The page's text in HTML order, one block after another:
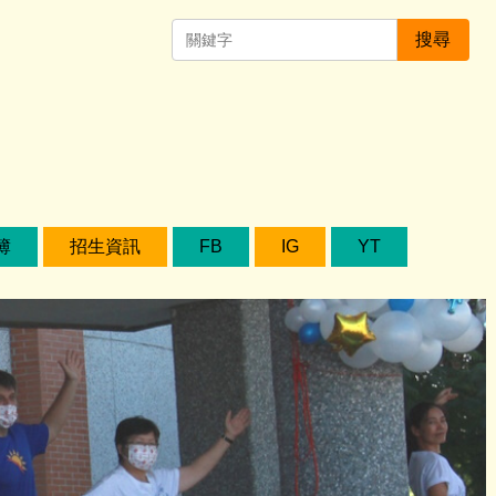
搜尋
招生資訊 FB IG YT